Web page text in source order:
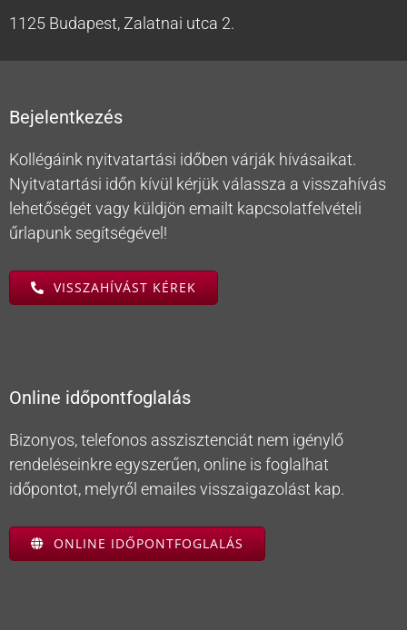
1125 Budapest, Zalatnai utca 2.
Bejelentkezés
Kollégáink nyitvatartási időben várják hívásaikat.
Nyitvatartási időn kívül kérjük válassza a visszahívás
lehetőségét vagy küldjön emailt kapcsolatfelvételi
űrlapunk segítségével!
VISSZAHÍVÁST KÉREK
Online időpontfoglalás
Bizonyos, telefonos asszisztenciát nem igénylő
rendeléseinkre egyszerűen, online is foglalhat
időpontot, melyről emailes visszaigazolást kap.
ONLINE IDŐPONTFOGLALÁS